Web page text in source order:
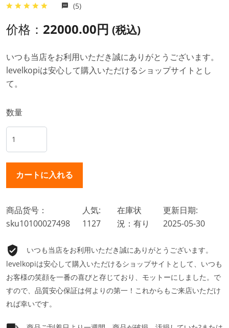
(5)
价格： 22000.00円 (税込)
いつも当店をお利用いただき誠にありがとうございます。
levelkopiは安心して購入いただけるショップサイトとし
て。
数量
商品货号：
sku10100027498
人気:
1127
在庫状
況：有り
更新日期:
2025-05-30
いつも当店をお利用いただき誠にありがとうございます。
levelkopiは安心して購入いただけるショップサイトとして、いつも
お客様の笑顔を一番の喜びと存じており、モットーにしました。で
すので、品質安心保証は何よりの第一！これからもご来店いただけ
れば幸いです。